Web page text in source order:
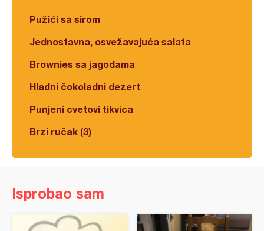
Pužići sa sirom
Jednostavna, osvežavajuća salata
Brownies sa jagodama
Hladni čokoladni dezert
Punjeni cvetovi tikvica
Brzi ručak (3)
Isprobao sam